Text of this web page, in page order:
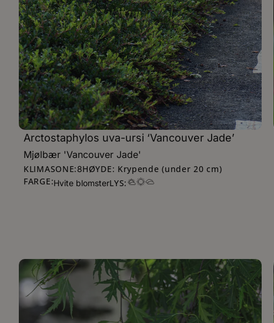
Arctostaphylos uva-ursi ‘Vancouver Jade’
Mjølbær 'Vancouver Jade'
KLIMASONE:8HØYDE: Krypende (under 20 cm)
FARGE:Hvite blomsterLYS: